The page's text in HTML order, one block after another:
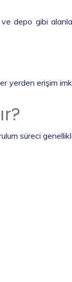
depo gibi
yerden erişim
süreci